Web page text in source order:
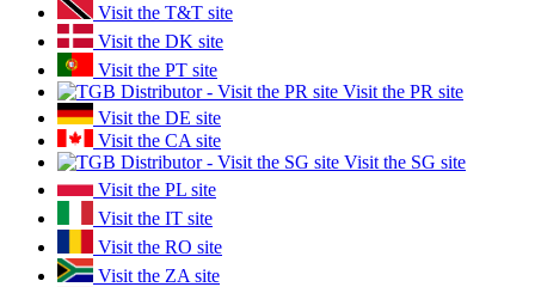
Visit the T&T site
Visit the DK site
Visit the PT site
Visit the PR site
Visit the DE site
Visit the CA site
Visit the SG site
Visit the PL site
Visit the IT site
Visit the RO site
Visit the ZA site